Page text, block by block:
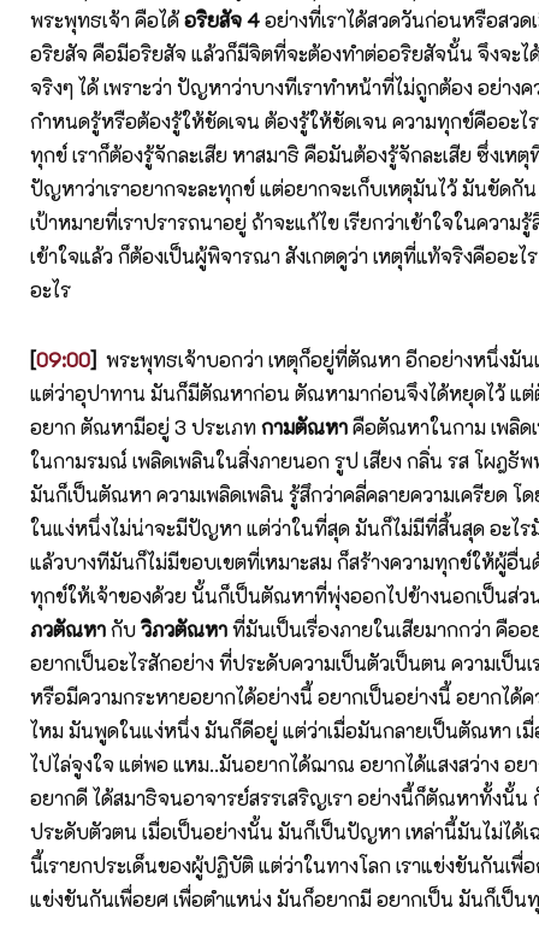
พระพุทธเจ้า คือได้อริยสัจ 4อย่างที่เราได้สวดวันก่อนหรือสวด
อริยสัจ คือมีอริยสัจ แล้วก็มีจิตที่จะต้องทำต่ออริยสัจนั้น จึงจะไ
จริงๆ ได้ เพราะว่า ปัญหาว่าบางทีเราทำหน้าที่ไม่ถูกต้อง อย่าง
กำหนดรู้หรือต้องรู้ให้ชัดเจน ต้องรู้ให้ชัดเจน ความทุกข์คืออะไ
ทุกข์ เราก็ต้องรู้จักละเสีย หาสมาธิ คือมันต้องรู้จักละเสีย ซึ่งเห
ปัญหาว่าเราอยากจะละทุกข์ แต่อยากจะเก็บเหตุมันไว้ มันขัดกัน
เป้าหมายที่เราปรารถนาอยู่ ถ้าจะแก้ไข เรียกว่าเข้าใจในความ
เข้าใจแล้ว ก็ต้องเป็นผู้พิจารณา สังเกตดูว่า เหตุที่แท้จริงคืออะไ
อะไร
[09:00] พระพุทธเจ้าบอกว่า เหตุก็อยู่ที่ตัณหา อีกอย่างหนึ่งมัน
แต่ว่าอุปาทาน มันก็มีตัณหาก่อน ตัณหามาก่อนจึงได้หยุดไว้ แ
อยาก ตัณหามีอยู่ 3 ประเภทกามตัณหาคือตัณหาในกาม เพลิ
ในกามรมณ์ เพลิดเพลินในสิ่งภายนอก รูป เสียง กลิ่น รส โผฎธั
มันก็เป็นตัณหา ความเพลิดเพลิน รู้สึกว่าคลี่คลายความเครียด โด
ในแง่หนึ่งไม่น่าจะมีปัญหา แต่ว่าในที่สุด มันก็ไม่มีที่สิ้นสุด อะไ
แล้วบางทีมันก็ไม่มีขอบเขตที่เหมาะสม ก็สร้างความทุกข์ให้ผู้อื่น
ทุกข์ให้เจ้าของด้วย นั้นก็เป็นตัณหาที่พุ่งออกไปข้างนอกเป็นส่
ภวตัณหากับวิภวตัณหาที่มันเป็นเรื่องภายในเสียมากกว่า คือ
อยากเป็นอะไรสักอย่าง ที่ประดับความเป็นตัวเป็นตน ความเป็นเ
หรือมีความกระหายอยากได้อย่างนี้ อยากเป็นอย่างนี้ อยากได้ค
ไหม มันพูดในแง่หนึ่ง มันก็ดีอยู่ แต่ว่าเมื่อมันกลายเป็นตัณหา เ
ไปไล่จูงใจ แต่พอ แหม..มันอยากได้ฌาณ อยากได้แสงสว่าง อยา
อยากดี ได้สมาธิจนอาจารย์สรรเสริญเรา อย่างนี้ก็ตัณหาทั้งนั้น
ประดับตัวตน เมื่อเป็นอย่างนั้น มันก็เป็นปัญหา เหล่านี้มันไม่ได้เ
นี้เรายกประเด็นของผู้ปฏิบัติ แต่ว่าในทางโลก เราแข่งขันกันเพื่
แข่งขันกันเพื่อยศ เพื่อตำแหน่ง มันก็อยากมี อยากเป็น มันก็เป็น